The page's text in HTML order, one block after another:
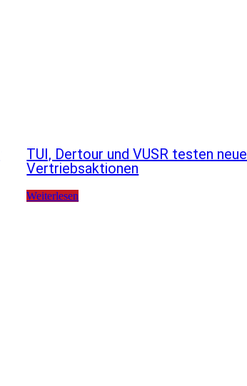
TUI, Dertour und VUSR testen neue
Vertriebsaktionen
Weiterlesen